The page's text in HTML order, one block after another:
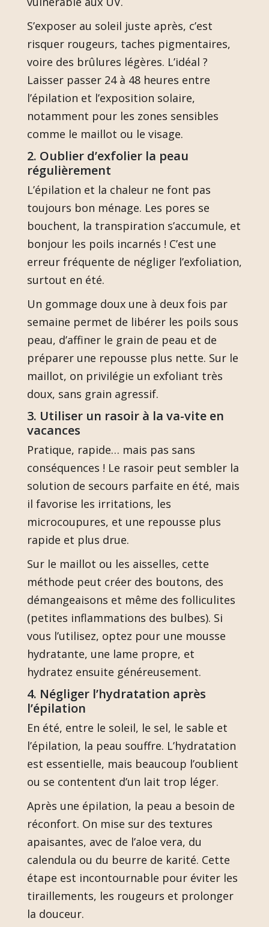
S’exposer au soleil juste après, c’est
risquer rougeurs, taches pigmentaires,
voire des brûlures légères. L’idéal ?
Laisser passer 24 à 48 heures entre
l’épilation et l’exposition solaire,
notamment pour les zones sensibles
comme le maillot ou le visage.
2. Oublier d’exfolier la peau
régulièrement
L’épilation et la chaleur ne font pas
toujours bon ménage. Les pores se
bouchent, la transpiration s’accumule, et
bonjour les poils incarnés ! C’est une
erreur fréquente de négliger l’exfoliation,
surtout en été.
Un gommage doux une à deux fois par
semaine permet de libérer les poils sous
peau, d’affiner le grain de peau et de
préparer une repousse plus nette. Sur le
maillot, on privilégie un exfoliant très
doux, sans grain agressif.
3. Utiliser un rasoir à la va-vite en
vacances
Pratique, rapide… mais pas sans
conséquences ! Le rasoir peut sembler la
solution de secours parfaite en été, mais
il favorise les irritations, les
microcoupures, et une repousse plus
rapide et plus drue.
Sur le maillot ou les aisselles, cette
méthode peut créer des boutons, des
démangeaisons et même des folliculites
(petites inflammations des bulbes). Si
vous l’utilisez, optez pour une mousse
hydratante, une lame propre, et
hydratez ensuite généreusement.
4. Négliger l’hydratation après
l’épilation
En été, entre le soleil, le sel, le sable et
l’épilation, la peau souffre. L’hydratation
est essentielle, mais beaucoup l’oublient
ou se contentent d’un lait trop léger.
Après une épilation, la peau a besoin de
réconfort. On mise sur des textures
apaisantes, avec de l’aloe vera, du
calendula ou du beurre de karité. Cette
étape est incontournable pour éviter les
tiraillements, les rougeurs et prolonger
la douceur.